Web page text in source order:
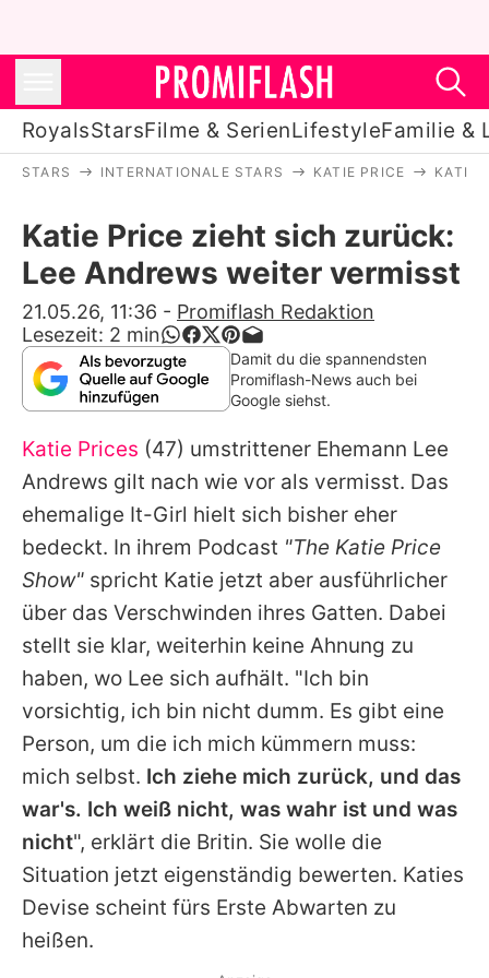
RoyalsStarsFilme & SerienLifestyleFamilie &
Stars
Filme & Serien
Lifestyle
Familie & Liebe
Alle Themen auf Promiflash
Jobs
App runterladen
Team
Redaktionelle Richtlinien
Impressum
Datenschutzerklärung
Nutzungsbedingungen
Utiq verwalten
STARS INTERNATIONALE STARS KATIE PRICE KATIE
Katie Price zieht sich zurück:
Lee Andrews weiter vermisst
21.05.26, 11:36 - Promiflash Redaktion
Lesezeit: 2 min
Damit du die spannendsten
Promiflash-News auch bei
Google siehst.
Katie Prices (47) umstrittener Ehemann Lee
Andrews gilt nach wie vor als vermisst. Das
ehemalige It-Girl hielt sich bisher eher
bedeckt. In ihrem Podcast "The Katie Price
Show" spricht Katie jetzt aber ausführlicher
über das Verschwinden ihres Gatten. Dabei
stellt sie klar, weiterhin keine Ahnung zu
haben, wo Lee sich aufhält. "Ich bin
vorsichtig, ich bin nicht dumm. Es gibt eine
Person, um die ich mich kümmern muss:
mich selbst. Ich ziehe mich zurück, und das
war's. Ich weiß nicht, was wahr ist und was
nicht", erklärt die Britin. Sie wolle die
Situation jetzt eigenständig bewerten. Katies
Devise scheint fürs Erste Abwarten zu
heißen.